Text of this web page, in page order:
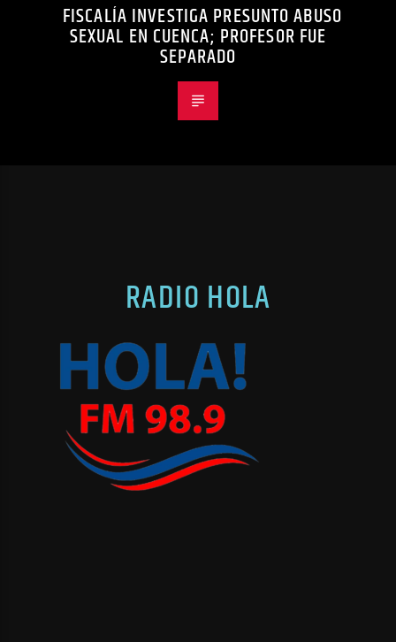
FISCALÍA INVESTIGA PRESUNTO ABUSO
SEXUAL EN CUENCA; PROFESOR FUE
SEPARADO
RADIO HOLA